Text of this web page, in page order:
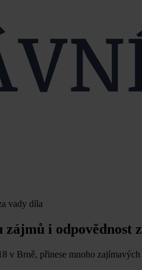
vady díla
i odpovědnost
v Brně, přinese mnoho